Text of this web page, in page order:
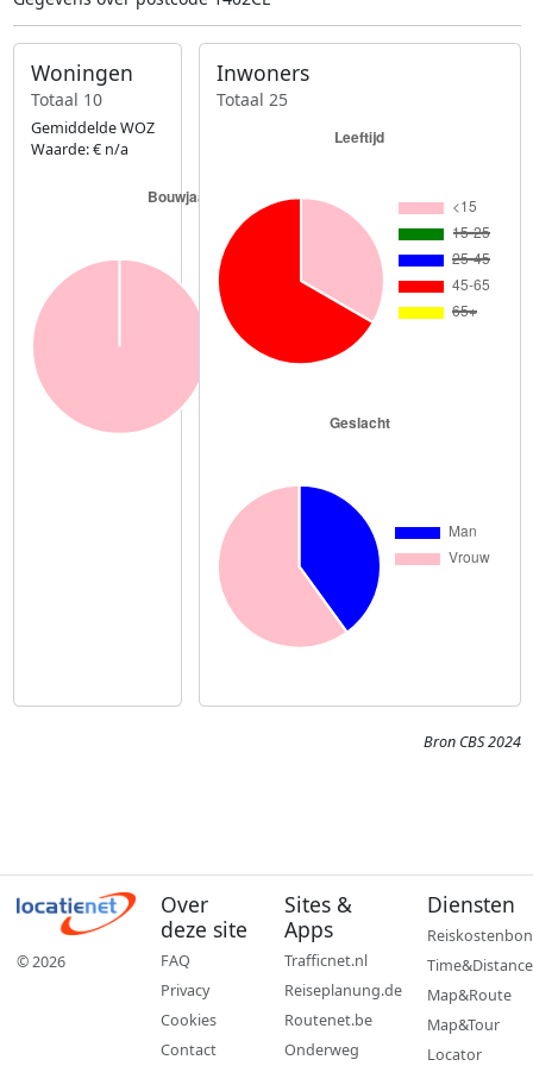
Woningen
Totaal 10
Gemiddelde WOZ
Waarde: € n/a
Inwoners
Totaal 25
Bron CBS 2024
© 2026
Over
deze site
FAQ
Privacy
Cookies
Contact
Sites &
Apps
Trafficnet.nl
Reiseplanung.de
Routenet.be
Onderweg
Diensten
Reiskostenbon
Time&Distance
Map&Route
Map&Tour
Locator